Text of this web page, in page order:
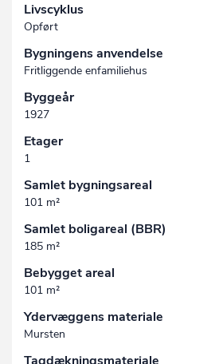
Livscyklus
Opført
Bygningens anvendelse
Fritliggende enfamiliehus
Byggeår
1927
Etager
1
Samlet bygningsareal
101 m²
Samlet boligareal (BBR)
185 m²
Bebygget areal
101 m²
Ydervæggens materiale
Mursten